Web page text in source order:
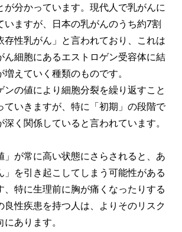
が分かっています。現代人で乳がんに
いますが、日本の乳がんのうち約7割
存性乳がん」と言われており、これは
ん細胞にあるエストロゲン受容体に結
えていく種類のものです。
ンの値により細胞分裂を繰り返すこと
ていきますが、特に「初期」の段階で
く関係していると言われています。
」が常に高い状態にさらされると、あ
」を引き起こしてしまう可能性がある
、特に生理前に胸が痛くなったりする
良性疾患を持つ人は、よりそのリスク
あります。